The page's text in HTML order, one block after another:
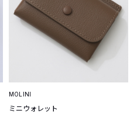
MOLINI
ミニウォレット